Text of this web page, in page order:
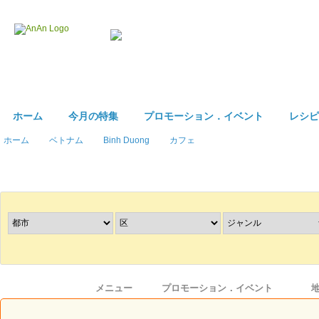
ホーム 今月の特集 プロモーション．イベント レシピ
ホーム ベトナム Binh Duong カフェ
メニュー プロモーション．イベント